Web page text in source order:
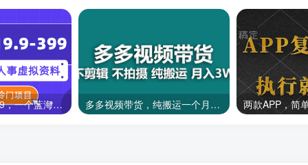
一单收益19.9-399，一个蓝海冷门项目，在小红书上卖人事虚拟资料 多多视频带货，纯搬运一个月搞了5w佣金，小白也能操作